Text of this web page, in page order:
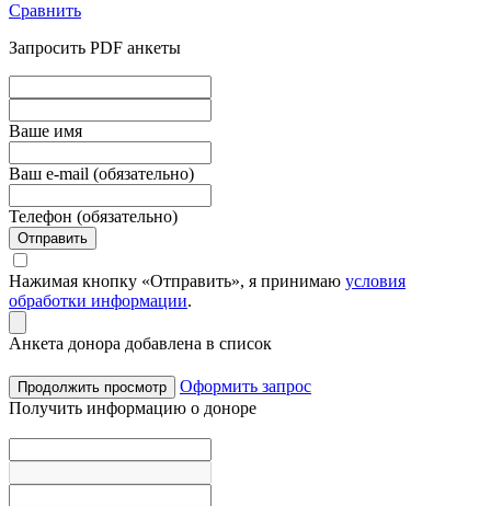
Сравнить
Запросить PDF анкеты
Вашe имя
Ваш e-mail (обязательно)
Телефон (обязательно)
Отправить
Нажимая кнопку «Отправить», я принимаю условия
обработки информации.
Анкета донора добавлена в список
Продолжить просмотр
Оформить запрос
Получить информацию о доноре